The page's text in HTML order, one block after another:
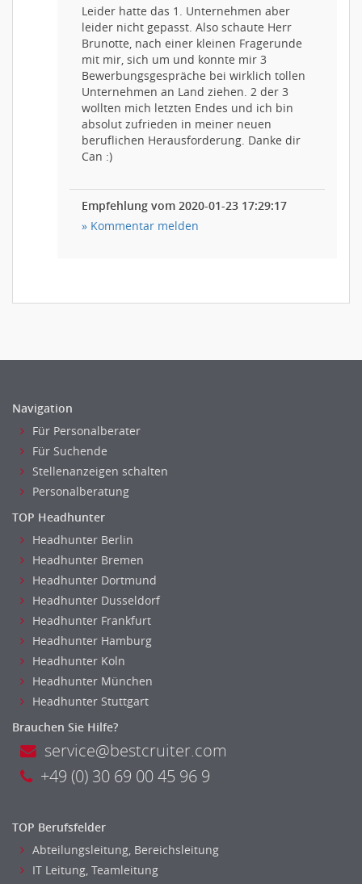
Leider hatte das 1. Unternehmen aber
leider nicht gepasst. Also schaute Herr
Brunotte, nach einer kleinen Fragerunde
mit mir, sich um und konnte mir 3
Bewerbungsgespräche bei wirklich tollen
Unternehmen an Land ziehen. 2 der 3
wollten mich letzten Endes und ich bin
absolut zufrieden in meiner neuen
beruflichen Herausforderung. Danke dir
Can :)
Empfehlung vom 2020-01-23 17:29:17
» Kommentar melden
Navigation
Für Personalberater
Für Suchende
Stellenanzeigen schalten
Personalberatung
TOP Headhunter
Headhunter Berlin
Headhunter Bremen
Headhunter Dortmund
Headhunter Dusseldorf
Headhunter Frankfurt
Headhunter Hamburg
Headhunter Koln
Headhunter München
Headhunter Stuttgart
Brauchen Sie Hilfe?
service@bestcruiter.com
+49 (0) 30 69 00 45 96 9
TOP Berufsfelder
Abteilungsleitung, Bereichsleitung
IT Leitung, Teamleitung